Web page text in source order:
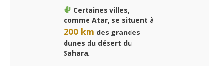
Certaines villes,
comme Atar, se situent à
200 km des grandes
dunes du désert du
Sahara.